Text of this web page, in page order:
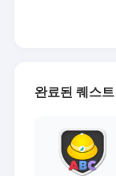
완료된 퀘스트